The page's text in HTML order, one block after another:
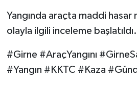
Yangında araçta maddi
olayla ilgili inceleme başlatıldı.
#Girne #AraçYangını
#Yangın #KKTC #Kaza